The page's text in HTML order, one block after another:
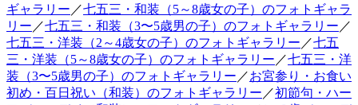
ギャラリー ／七五三・和装（5～8歳女の子）のフォトギャラ
リー ／七五三・和装（3〜5歳男の子）のフォトギャラリー ／
七五三・洋装（2～4歳女の子）のフォトギャラリー ／七五
三・洋装（5～8歳女の子）のフォトギャラリー ／七五三・洋
装（3〜5歳男の子）のフォトギャラリー ／お宮参り・お食い
初め・百日祝い（和装）のフォトギャラリー ／初節句・ハー